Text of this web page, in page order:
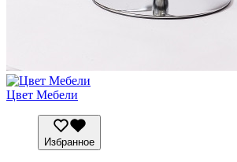
Цвет Мебели
Избранное